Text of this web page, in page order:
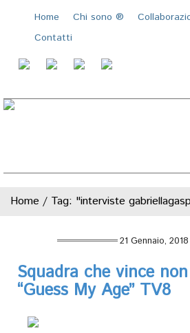
Home Chi sono ®️
Contatti
Home / Tag: "interviste
21 Gennaio, 2018
Squadra che vince
“Guess My Age” TV8